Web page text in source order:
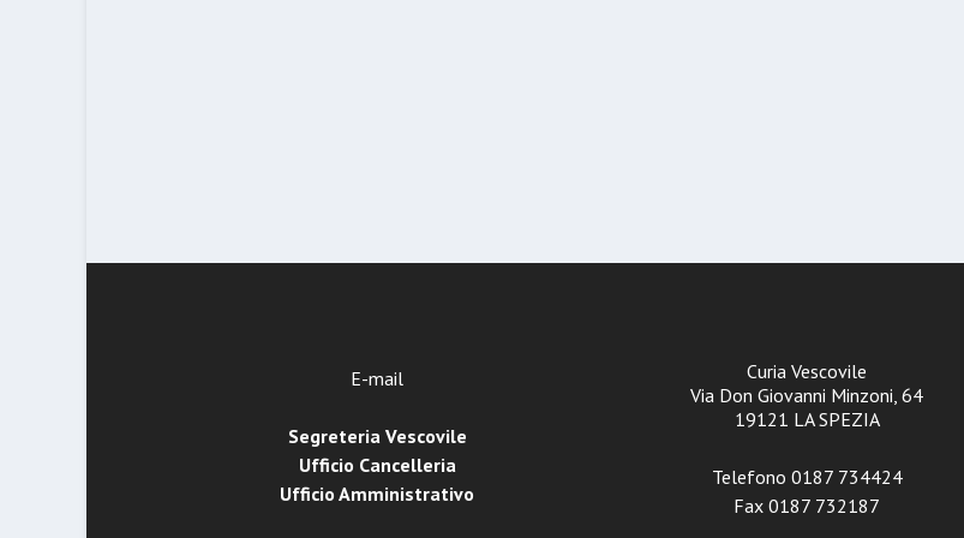
E-mail
Segreteria Vescovile
Ufficio Cancelleria
Ufficio Amministrativo
Curia Vescovile
Via Don Giovanni Minzoni, 64
19121 LA SPEZIA
Telefono 0187 734424
Fax 0187 732187